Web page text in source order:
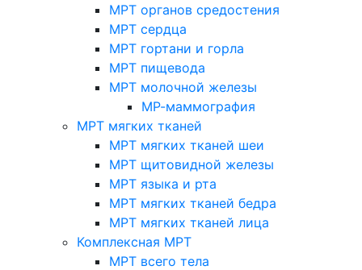
МРТ органов средостения
МРТ сердца
МРТ гортани и горла
МРТ пищевода
МРТ молочной железы
МР-маммография
МРТ мягких тканей
МРТ мягких тканей шеи
МРТ щитовидной железы
МРТ языка и рта
МРТ мягких тканей бедра
МРТ мягких тканей лица
Комплексная МРТ
МРТ всего тела